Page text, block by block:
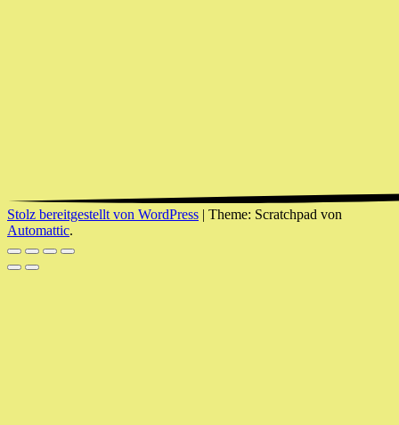
Stolz bereitgestellt von WordPress | Theme: Scratchpad von
Automattic.